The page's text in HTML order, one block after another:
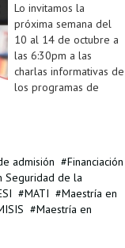
Lo invitamos la
próxima semana del
10 al 14 de octubre a
las 6:30pm a las
charlas informativas de
los programas de
admisión
Financiación
Seguridad de la
MATI
Maestría en
Maestría en